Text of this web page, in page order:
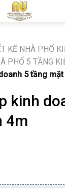
KẾ NHÀ PHỐ
PHỐ 5 TẦNG
5 tầng
kinh
4m